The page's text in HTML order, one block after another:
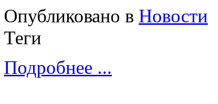
Опубликовано в Новости
Теги
Подробнее ...